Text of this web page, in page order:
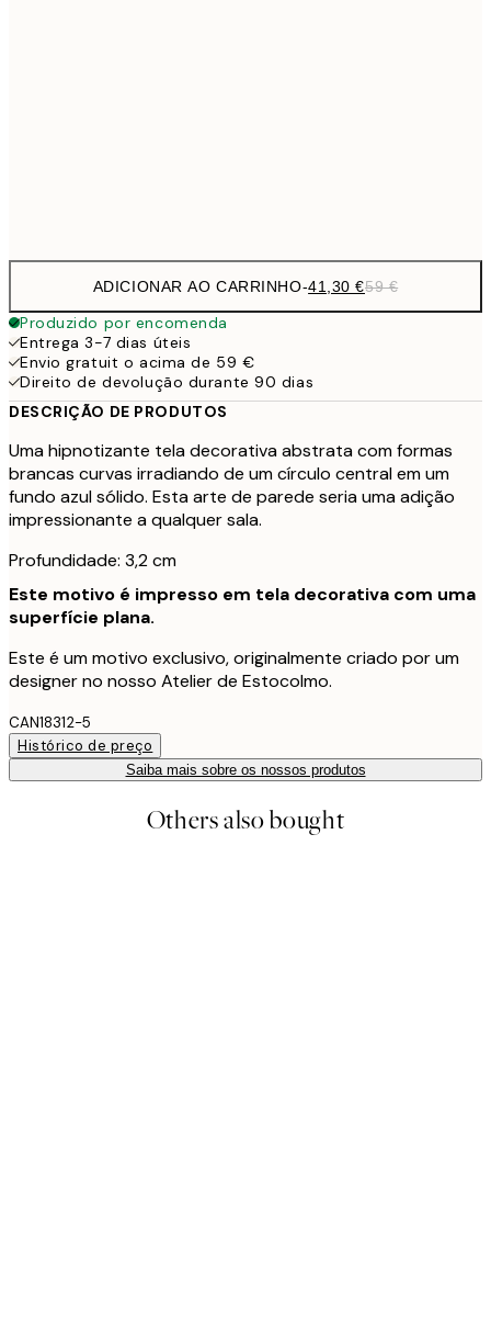
ADICIONAR AO CARRINHO-41,30 €59 €
Produzido por encomenda
Entrega 3-7 dias úteis
Envio gratuit o acima de 59 €
Direito de devolução durante 90 dias
DESCRIÇÃO DE PRODUTOS
Uma hipnotizante tela decorativa abstrata com formas
brancas curvas irradiando de um círculo central em um
fundo azul sólido. Esta arte de parede seria uma adição
impressionante a qualquer sala.
Profundidade: 3,2 cm
Este motivo é impresso em tela decorativa com uma
superfície plana.
Este é um motivo exclusivo, originalmente criado por um
designer no nosso Atelier de Estocolmo.
CAN18312-5
Histórico de preço
Saiba mais sobre os nossos produtos
Others also bought